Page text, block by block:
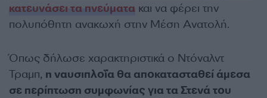
κατευνάσει τα πνεύματα και να φέρει την
πολυπόθητη ανακωχή στην Μέση Ανατολή.
Όπως δήλωσε χαρακτηριστικά ο Ντόναλντ
Τραμπ, η ναυσιπλοΐα θα αποκατασταθεί άμεσα
σε περίπτωση συμφωνίας για τα Στενά του